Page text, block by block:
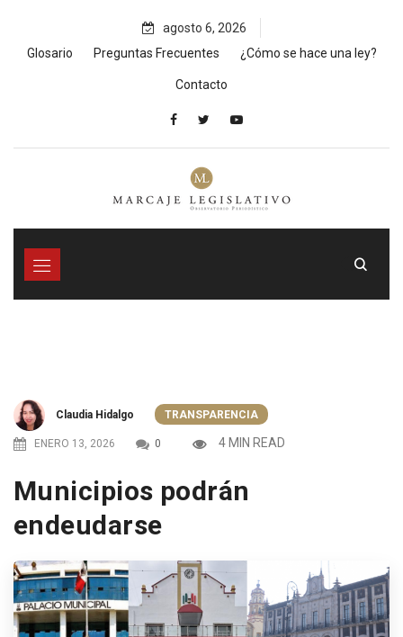
content
agosto 6, 2026
Glosario
Preguntas Frecuentes ¿Cómo se hace una ley?
Contacto
Claudia Hidalgo TRANSPARENCIA
ENERO 13, 2026 0 4 MIN READ
Municipios podrán
endeudarse